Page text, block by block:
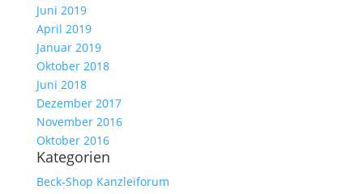
Juni 2019
April 2019
Januar 2019
Oktober 2018
Juni 2018
Dezember 2017
November 2016
Oktober 2016
Kategorien
Beck-Shop Kanzleiforum